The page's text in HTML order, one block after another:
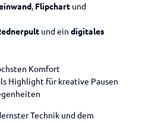
, Flipchart und
und ein digitales
Komfort
Highlight für kreative Pausen
Technik und dem